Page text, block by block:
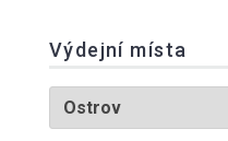
Výdejní místa